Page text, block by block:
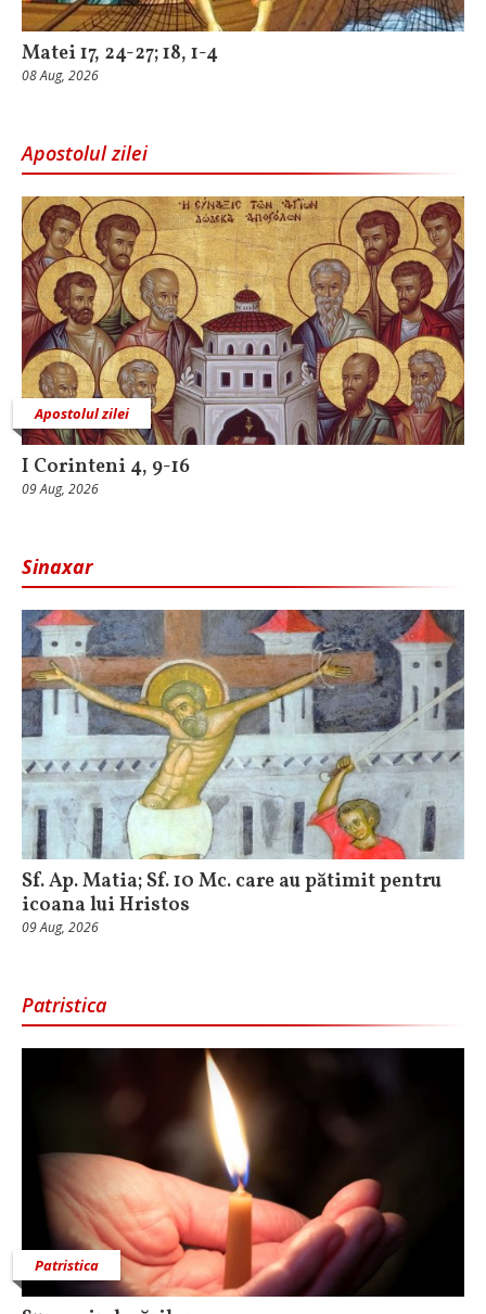
Matei 17, 24-27; 18, 1-4
08 Aug, 2026
Apostolul zilei
Apostolul zilei
I Corinteni 4, 9-16
09 Aug, 2026
Sinaxar
Sf. Ap. Matia; Sf. 10 Mc. care au pătimit pentru
icoana lui Hristos
09 Aug, 2026
Patristica
Patristica